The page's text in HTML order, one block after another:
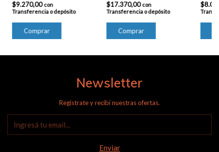
$9.270,00con
Transferencia o depósito
$17.370,00con
Transferencia o depósito
Newsletter
Registrate y recibí nuestras ofertas.